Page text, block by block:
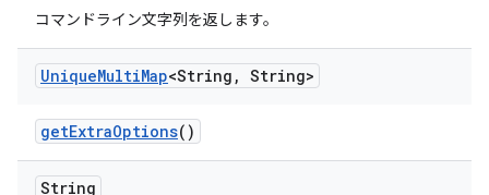
コマンドライン文字列を返します。
UniqueMultiMap<String , String>
getExtraOptions()
String